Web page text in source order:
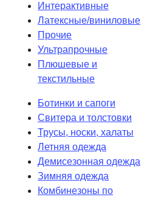
Интерактивные
Латексные/виниловые
Прочие
Ультрапрочные
Плюшевые и
текстильные
Ботинки и сапоги
Свитера и толстовки
Трусы, носки, халаты
Летняя одежда
Демисезонная одежда
Зимняя одежда
Комбинезоны по